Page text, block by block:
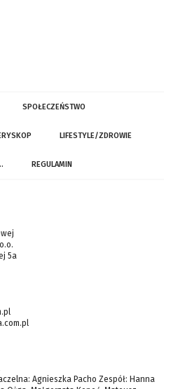
SPOŁECZEŃSTWO
LIFESTYLE/ZDROWIE
REGULAMIN
5a
Agnieszka Pacho Zespół: Hanna